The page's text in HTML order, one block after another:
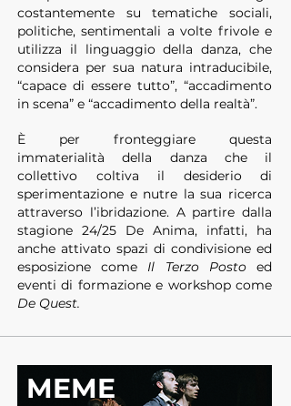
costantemente su tematiche sociali,
politiche, sentimentali a volte frivole e
utilizza il linguaggio della danza, che
considera per sua natura intraducibile,
“capace di essere tutto”, “accadimento
in scena” e “accadimento della realtà”.
È per fronteggiare questa
immaterialità della danza che il
collettivo coltiva il desiderio di
sperimentazione e nutre la sua ricerca
attraverso l’ibridazione. A partire dalla
stagione 24/25 De Anima, infatti, ha
anche attivato spazi di condivisione ed
esposizione come Il Terzo Postoed
eventi di formazione e workshop come
De Quest.
MEME